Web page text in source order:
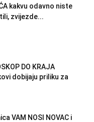
kakvu odavno niste
zvijezde...
DO KRAJA
dobijaju priliku za
VAM NOSI NOVAC i